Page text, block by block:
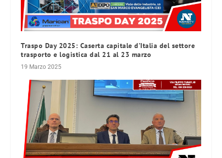
Traspo Day 2025: Caserta capitale d’Italia del settore
trasporto e logistica dal 21 al 23 marzo
19 Marzo 2025